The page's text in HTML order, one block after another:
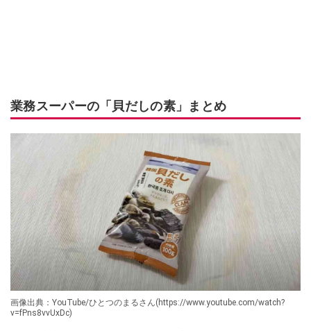
業務スーパーの「貝だしの素」まとめ
画像出典：YouTube/ひとつのまるさん(https://www.youtube.com/watch?
v=fPns8vvUxDc)